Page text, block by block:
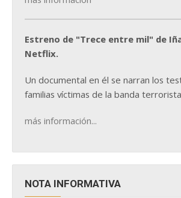
Estreno de "Trece entre mil" de
Netflix.
Un documental en él se narran los
familias víctimas de la banda
más información...
NOTA INFORMATIVA